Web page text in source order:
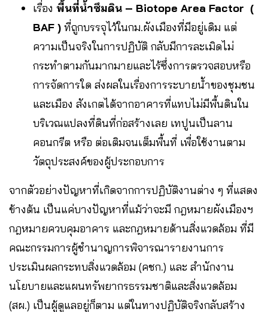
เรื่อง พื้นที่น้ำซึมดิน – Biotope Area Factor (
BAF ) ที่ถูกบรรจุไว้ในกม.ผังเมืองที่มีอยู่เดิม แต่
ความเป็นจริงในการปฏิบัติ กลับมีการละเมิดไม่
กระทำตามกันมากมายและไร้ซึ่งการตรวจสอบหรือ
การจัดการใด ส่งผลในเรื่องการระบายน้ำของชุมชน
และเมือง สังเกตได้จากอาคารที่แทบไม่มีพื้นดินใน
บริเวณแปลงที่ดินที่ก่อสร้างเลย เทปูนเป็นลาน
คอนกรีต หรือ ต่อเติมจนเต็มพื้นที่ เพื่อใช้งานตาม
วัตถุประสงค์ของผู้ประกอบการ
จากตัวอย่างปัญหาที่เกิดจากการปฏิบัติงานต่าง ๆ ที่แสดง
ข้างต้น เป็นแค่บางปัญหาที่แม้ว่าจะมี กฎหมายผังเมืองฯ
กฎหมายควบคุมอาคาร และกฎหมายด้านสิ่งแวดล้อม ที่มี
คณะกรรมการผู้ชำนาญการพิจารณารายงานการ
ประเมินผลกระทบสิ่งแวดล้อม (คชก.) และ สำนักงาน
นโยบายและแผนทรัพยากรธรรมชาติและสิ่งแวดล้อม
(สผ.) เป็นผู้ดูแลอยู่ก็ตาม แต่ในทางปฏิบัติจริงกลับสร้าง